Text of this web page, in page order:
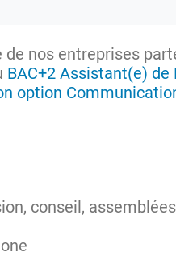
de nos entreprises
BAC+2 Assistant(e)
option
conseil, assemblées